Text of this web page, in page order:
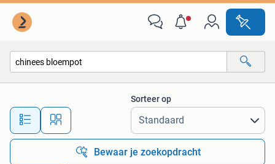
Alle afstanden…
Sorteer op
Bewaar je zoekopdracht